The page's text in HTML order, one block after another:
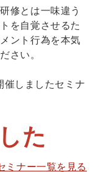
修とは一味違う
を自覚させるた
ント行為を本気
さい。
しましたセミナ
た
ナー一覧を見る